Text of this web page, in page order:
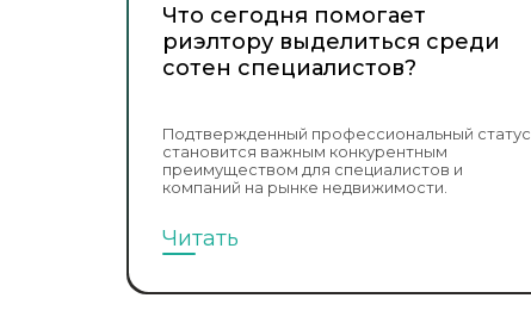
Что сегодня помогает
риэлтору выделиться среди
сотен специалистов?
Подтвержденный профессиональный статус
становится важным конкурентным
преимуществом для специалистов и
компаний на рынке недвижимости.
Читать